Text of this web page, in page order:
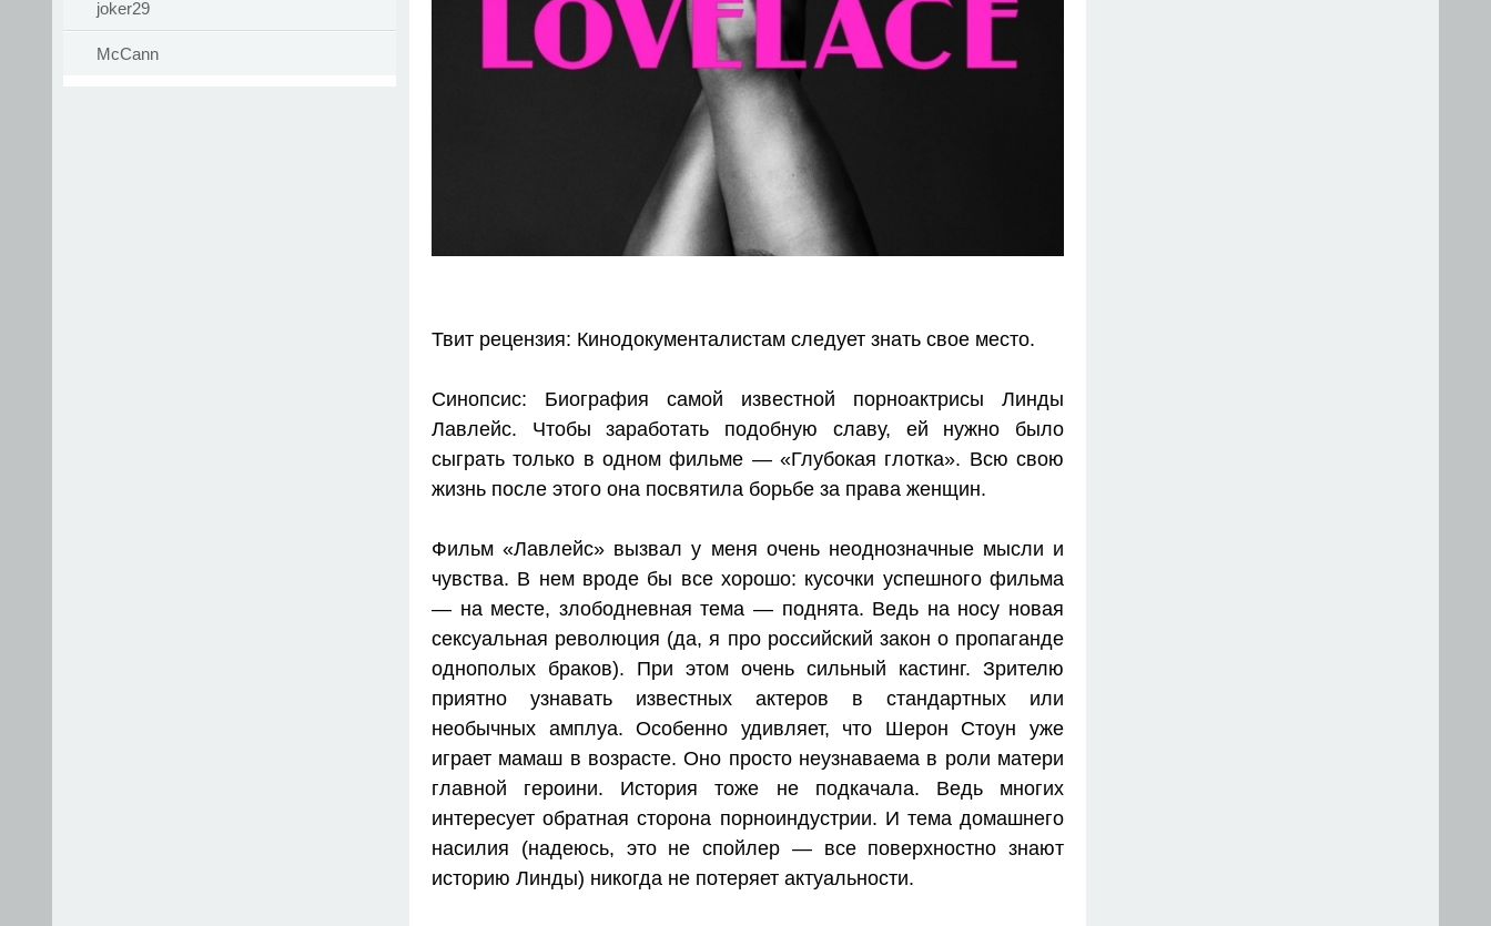
joker29
McCann
Твит рецензия: Кинодокументалистам следует знать свое место.
Синопсис: Биография самой известной порноактрисы Линды
Лавлейс. Чтобы заработать подобную славу, ей нужно было
сыграть только в одном фильме — «Глубокая глотка». Всю свою
жизнь после этого она посвятила борьбе за права женщин.
Фильм «Лавлейс» вызвал у меня очень неоднозначные мысли и
чувства. В нем вроде бы все хорошо: кусочки успешного фильма
— на месте, злободневная тема — поднята. Ведь на носу новая
сексуальная революция (да, я про российский закон о пропаганде
однополых браков). При этом очень сильный кастинг. Зрителю
приятно узнавать известных актеров в стандартных или
необычных амплуа. Особенно удивляет, что Шерон Стоун уже
играет мамаш в возрасте. Оно просто неузнаваема в роли матери
главной героини. История тоже не подкачала. Ведь многих
интересует обратная сторона порноиндустрии. И тема домашнего
насилия (надеюсь, это не спойлер — все поверхностно знают
историю Линды) никогда не потеряет актуальности.